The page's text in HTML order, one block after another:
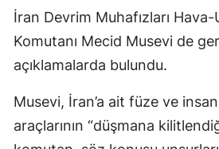
İran Devrim Muhafızları
Komutanı Mecid Musevi de
açıklamalarda bulundu.
Musevi, İran’a ait füze ve
araçlarının “düşmana